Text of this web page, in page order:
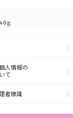
ｇ
人情報の
て
者標識